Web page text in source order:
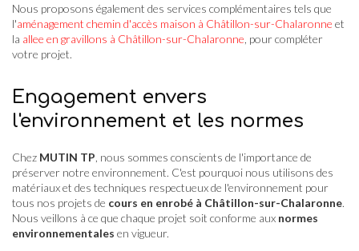
Nous proposons également des services complémentaires tels que
l'aménagement chemin d'accès maison à Châtillon-sur-Chalaronne et
la allee en gravillons à Châtillon-sur-Chalaronne , pour compléter
votre projet.
Engagement envers
l'environnement et les normes
Chez MUTIN TP , nous sommes conscients de l'importance de
préserver notre environnement. C'est pourquoi nous utilisons des
matériaux et des techniques respectueux de l'environnement pour
tous nos projets de cours en enrobé à Châtillon-sur-Chalaronne.
Nous veillons à ce que chaque projet soit conforme aux normes
environnementales en vigueur.